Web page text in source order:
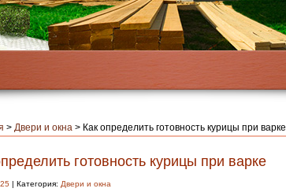
> Двери и окна > Как определить готовность курицы при варке
готовность курицы при варке
| Категория: Двери и окна